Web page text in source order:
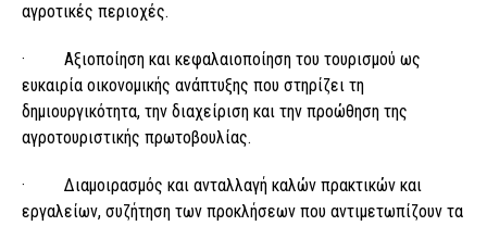
αγροτικές περιοχές.
· Αξιοποίηση και κεφαλαιοποίηση του τουρισμού ως
ευκαιρία οικονομικής ανάπτυξης που στηρίζει τη
δημιουργικότητα, την διαχείριση και την προώθηση της
αγροτουριστικής πρωτοβουλίας.
· Διαμοιρασμός και ανταλλαγή καλών πρακτικών και
εργαλείων, συζήτηση των προκλήσεων που αντιμετωπίζουν τα